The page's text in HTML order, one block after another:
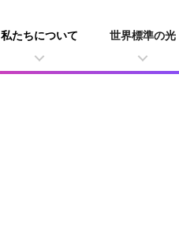
私たちについて 世界標準の光